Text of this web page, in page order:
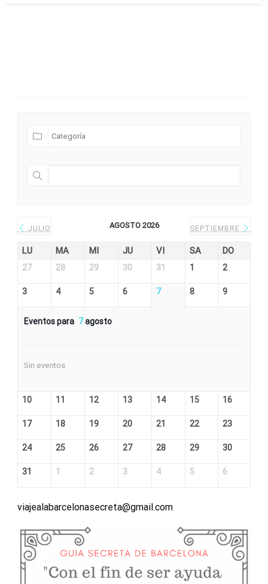
JULIO AGOSTO 2026 SEPTIEMBRE
LU MA MI JU VI SA DO
27 28 29 30 31 1 2
3 4 5 6 7 8 9
Eventos para 7agosto
Sin eventos
10 11 12 13 14 15 16
17 18 19 20 21 22 23
24 25 26 27 28 29 30
31 1 2 3 4 5 6
viajealabarcelonasecreta@gmail.com